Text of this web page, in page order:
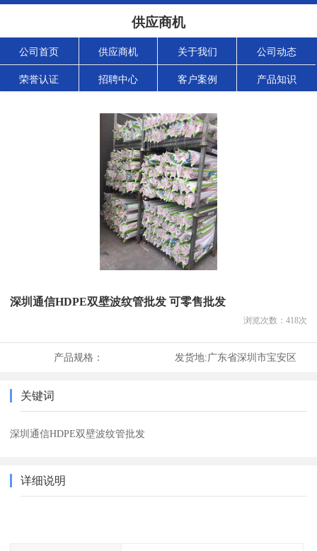
供应商机
公司首页 供应商机 关于我们 公司动态
荣誉认证 招聘中心 客户案例 产品知识
深圳通信HDPE双壁波纹管批发 可零售批发
浏览次数： 418次
产品规格： 发货地:广东省深圳市宝安区
关键词
深圳通信HDPE双壁波纹管批发
详细说明